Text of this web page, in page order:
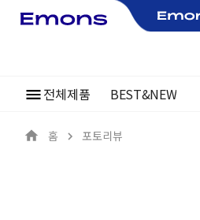
전체제품 BEST&NEW
홈 포토리뷰